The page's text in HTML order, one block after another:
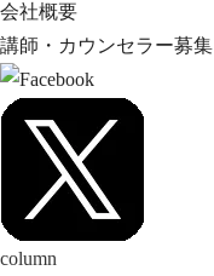
会社概要
講師・カウンセラー募集
column